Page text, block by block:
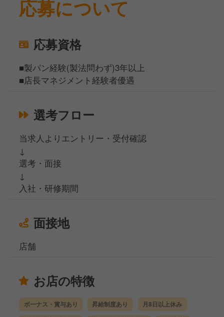
応募について
応募資格
■製パン経験(製法問わず)3年以上
■店長マネジメント経験者優遇
選考フロー
当求人よりエントリー・受付確認
↓
選考・面接
↓
入社・研修期間
面接地
店舗
お店の特徴
ボーナス・賞与あり 昇給制度あり 月8日以上休み